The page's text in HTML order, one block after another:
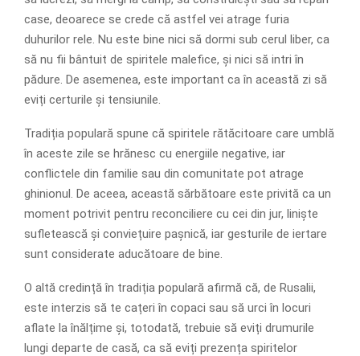
case, deoarece se crede că astfel vei atrage furia
duhurilor rele. Nu este bine nici să dormi sub cerul liber, ca
să nu fii bântuit de spiritele malefice, și nici să intri în
pădure. De asemenea, este important ca în această zi să
eviți certurile și tensiunile.
Tradiția populară spune că spiritele rătăcitoare care umblă
în aceste zile se hrănesc cu energiile negative, iar
conflictele din familie sau din comunitate pot atrage
ghinionul. De aceea, această sărbătoare este privită ca un
moment potrivit pentru reconciliere cu cei din jur, liniște
sufletească și conviețuire pașnică, iar gesturile de iertare
sunt considerate aducătoare de bine.
O altă credință în tradiția populară afirmă că, de Rusalii,
este interzis să te cațeri în copaci sau să urci în locuri
aflate la înălțime și, totodată, trebuie să eviți drumurile
lungi departe de casă, ca să eviți prezența spiritelor